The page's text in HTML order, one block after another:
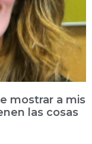
mostrar a mis
las cosas